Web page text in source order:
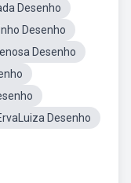
Desenho
Desenho
Desenho
Desenho